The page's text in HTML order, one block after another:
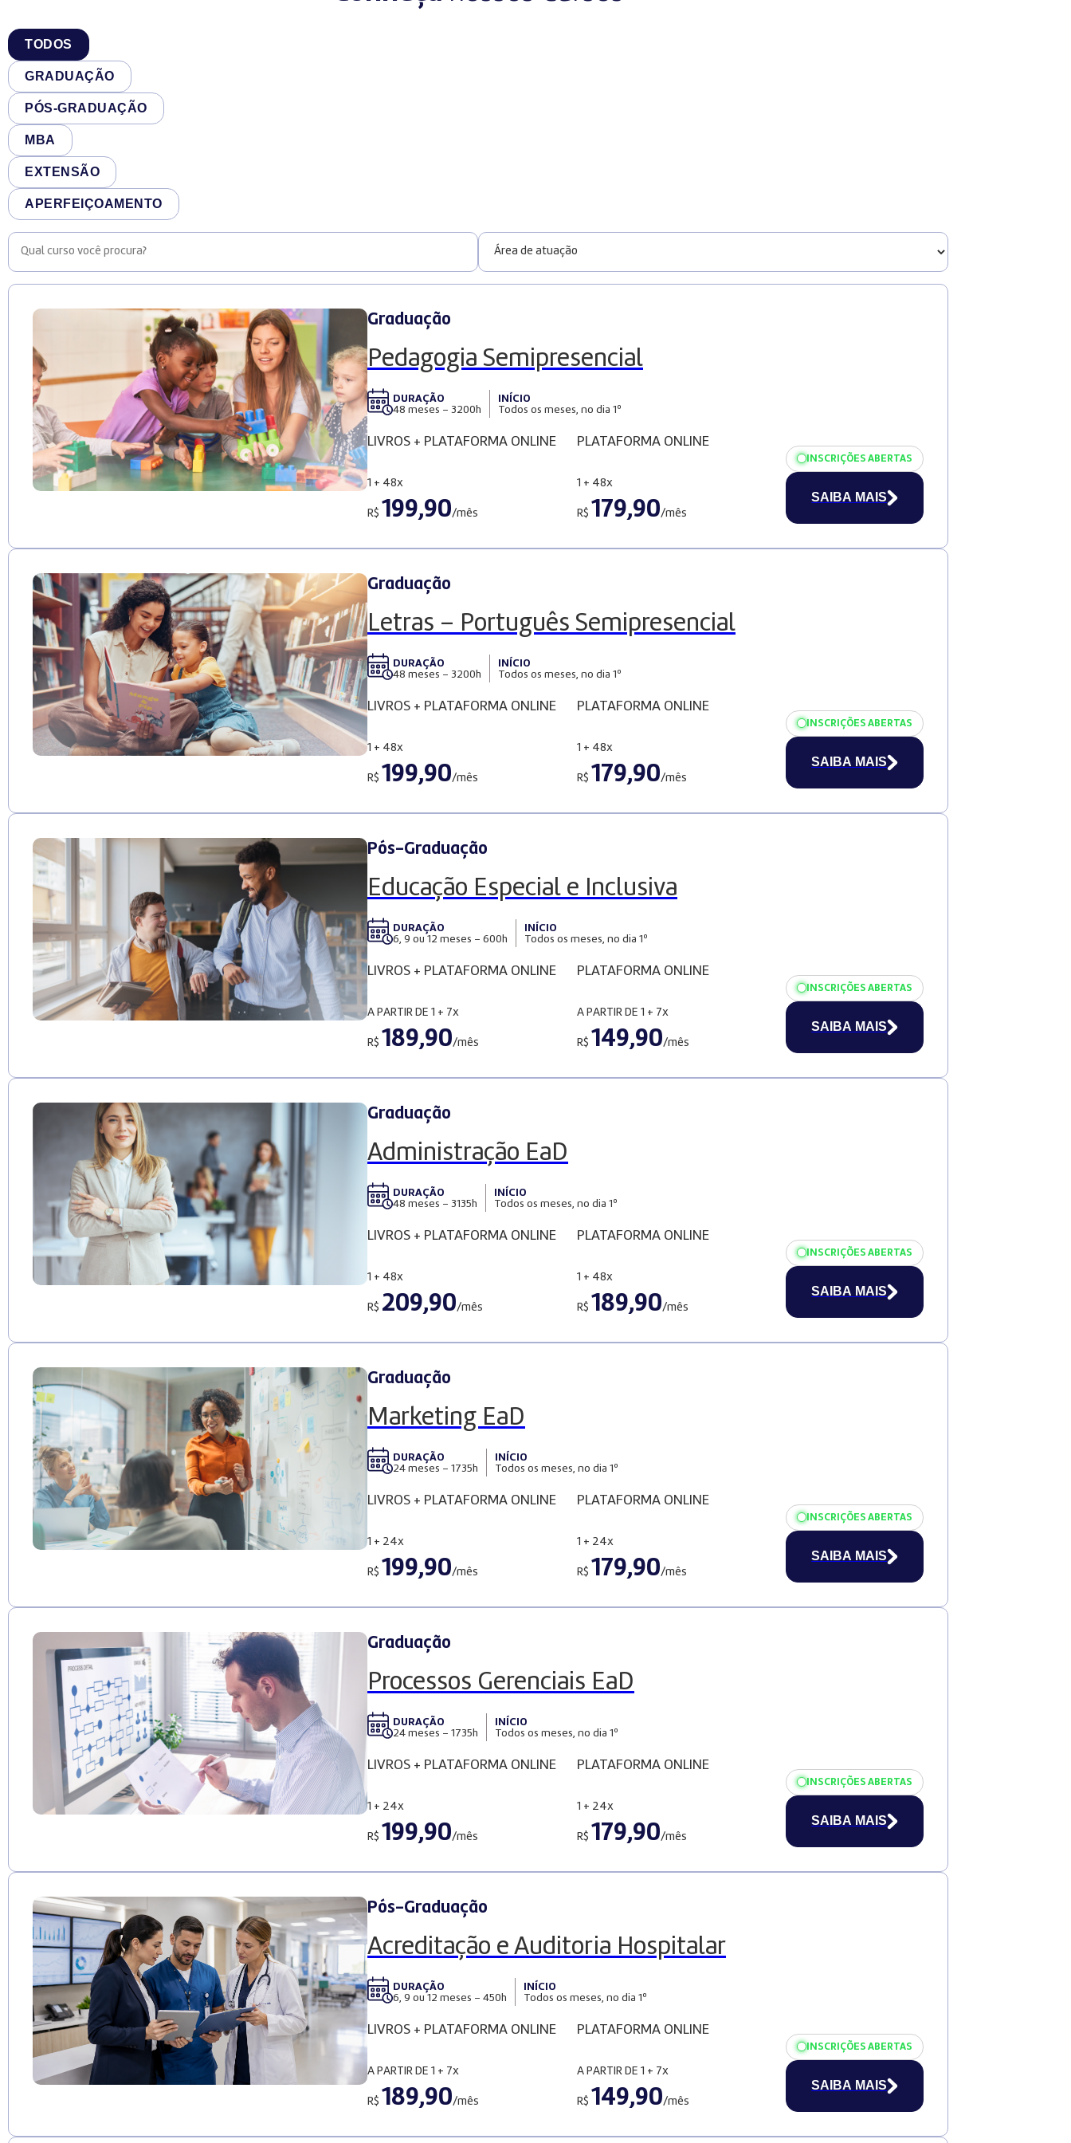
T
o
d
o
s
TODOS
GRADUAÇÃO
PÓS-GRADUAÇÃO
MBA
EXTENSÃO
APERFEIÇOAMENTO
Graduação
Pedagogia Semipresencial
DURAÇÃO
48 meses – 3200h
INÍCIO
Todos os meses, no dia 1º
LIVROS + PLATAFORMA ONLINE
1 + 48x
R$ 199,90/mês
PLATAFORMA ONLINE
1 + 48x
R$ 179,90/mês
INSCRIÇÕES ABERTAS
SAIBA MAIS
Graduação
Letras – Português Semipresencial
DURAÇÃO
48 meses – 3200h
INÍCIO
Todos os meses, no dia 1º
LIVROS + PLATAFORMA ONLINE
1 + 48x
R$ 199,90/mês
PLATAFORMA ONLINE
1 + 48x
R$ 179,90/mês
INSCRIÇÕES ABERTAS
SAIBA MAIS
Pós-Graduação
Educação Especial e Inclusiva
DURAÇÃO
6, 9 ou 12 meses – 600h
INÍCIO
Todos os meses, no dia 1º
LIVROS + PLATAFORMA ONLINE
A PARTIR DE 1 + 7x
R$ 189,90/mês
PLATAFORMA ONLINE
A PARTIR DE 1 + 7x
R$ 149,90/mês
INSCRIÇÕES ABERTAS
SAIBA MAIS
Graduação
Administração EaD
DURAÇÃO
48 meses – 3135h
INÍCIO
Todos os meses, no dia 1º
LIVROS + PLATAFORMA ONLINE
1 + 48x
R$ 209,90/mês
PLATAFORMA ONLINE
1 + 48x
R$ 189,90/mês
INSCRIÇÕES ABERTAS
SAIBA MAIS
Graduação
Marketing EaD
DURAÇÃO
24 meses – 1735h
INÍCIO
Todos os meses, no dia 1º
LIVROS + PLATAFORMA ONLINE
1 + 24x
R$ 199,90/mês
PLATAFORMA ONLINE
1 + 24x
R$ 179,90/mês
INSCRIÇÕES ABERTAS
SAIBA MAIS
Graduação
Processos Gerenciais EaD
DURAÇÃO
24 meses – 1735h
INÍCIO
Todos os meses, no dia 1º
LIVROS + PLATAFORMA ONLINE
1 + 24x
R$ 199,90/mês
PLATAFORMA ONLINE
1 + 24x
R$ 179,90/mês
INSCRIÇÕES ABERTAS
SAIBA MAIS
Pós-Graduação
Acreditação e Auditoria Hospitalar
DURAÇÃO
6, 9 ou 12 meses – 450h
INÍCIO
Todos os meses, no dia 1º
LIVROS + PLATAFORMA ONLINE
A PARTIR DE 1 + 7x
R$ 189,90/mês
PLATAFORMA ONLINE
A PARTIR DE 1 + 7x
R$ 149,90/mês
INSCRIÇÕES ABERTAS
SAIBA MAIS